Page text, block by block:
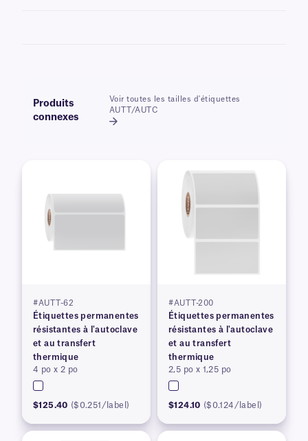
Produits
connexes
Voir toutes les tailles d'étiquettes
AUTT/AUTC
#AUTT-62
Étiquettes permanentes
résistantes à l'autoclave
et au transfert
thermique
4 po x 2 po
$125.40 ($0.251/label)
#AUTT-200
Étiquettes permanentes
résistantes à l'autoclave
et au transfert
thermique
2,5 po x 1,25 po
$124.10 ($0.124/label)